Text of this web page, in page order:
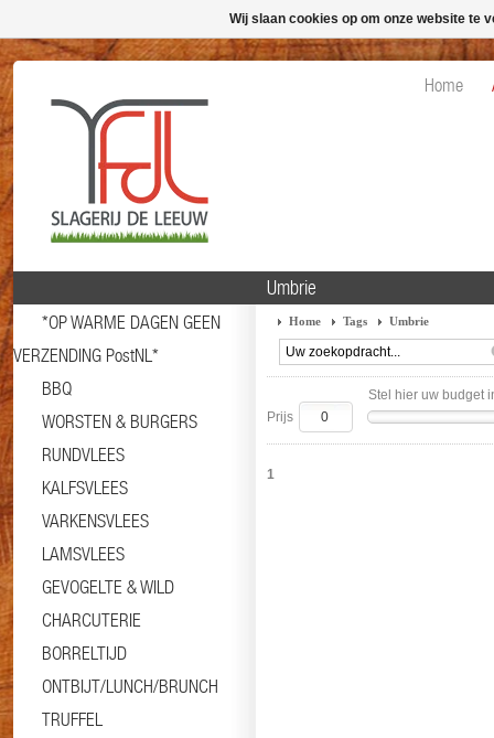
Home
*OP WARME DAGEN GEEN
VERZENDING PostNL*
BBQ
WORSTEN & BURGERS
RUNDVLEES
KALFSVLEES
VARKENSVLEES
LAMSVLEES
GEVOGELTE & WILD
CHARCUTERIE
BORRELTIJD
ONTBIJT/LUNCH/BRUNCH
TRUFFEL
Umbrie
Home Tags Umbrie
Stel hier uw budget
Prijs
1
Wij slaan cookies op om onze website te